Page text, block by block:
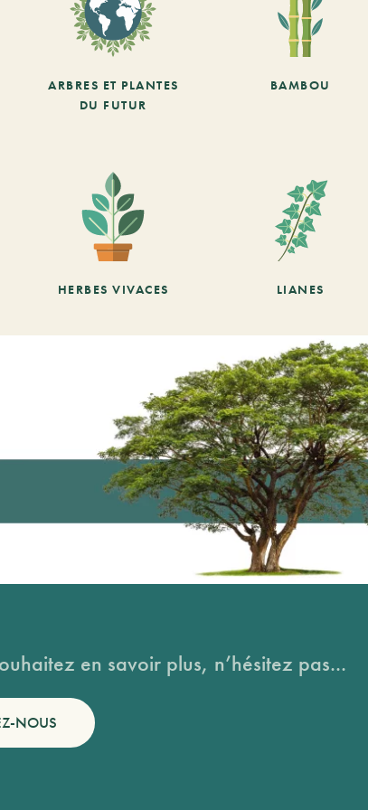
ARBRES ET PLANTES
DU FUTUR
BAMBOU
HERBES VIVACES LIANES
en savoir plus, n’hésitez pas...
NOUS